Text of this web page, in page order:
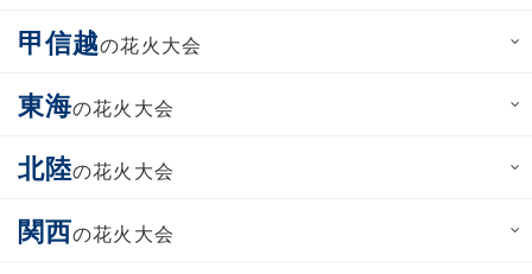
甲信越の花火大会
東海の花火大会
北陸の花火大会
関西の花火大会